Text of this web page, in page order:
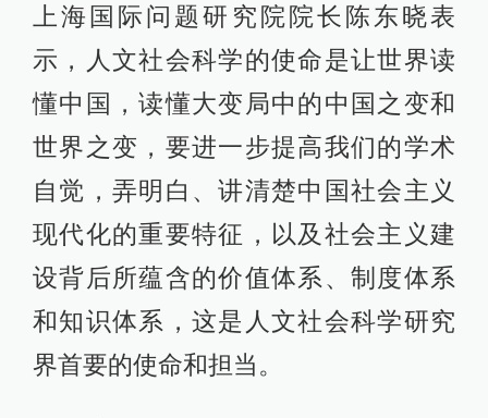
上海国际问题研究院院长陈东晓表
示，人文社会科学的使命是让世界读
懂中国，读懂大变局中的中国之变和
世界之变，要进一步提高我们的学术
自觉，弄明白、讲清楚中国社会主义
现代化的重要特征，以及社会主义建
设背后所蕴含的价值体系、制度体系
和知识体系，这是人文社会科学研究
界首要的使命和担当。